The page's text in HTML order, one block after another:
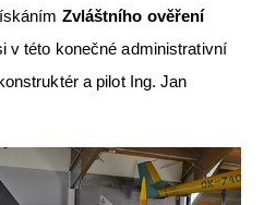
Zvláštního ověření
v této konečné administrativní
a pilot Ing. Jan